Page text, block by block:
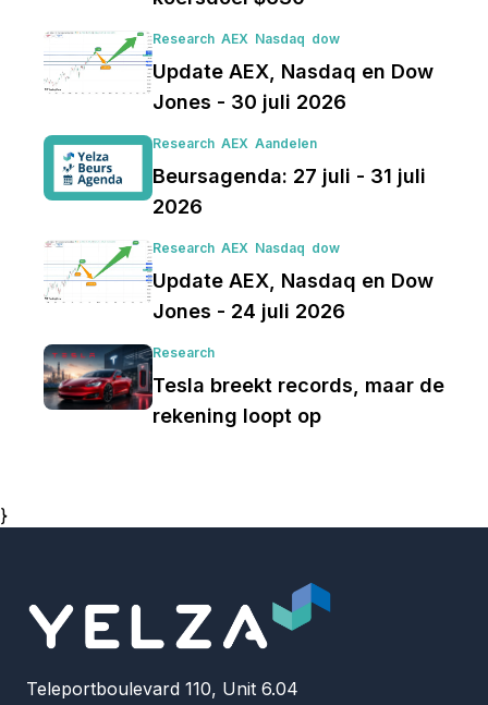
Research AEX Nasdaq dow
Update AEX, Nasdaq en Dow
Jones - 30 juli 2026
Research AEX Aandelen
Beursagenda: 27 juli - 31 juli
2026
Research AEX Nasdaq dow
Update AEX, Nasdaq en Dow
Jones - 24 juli 2026
Research
Tesla breekt records, maar de
rekening loopt op
}
Teleportboulevard 110, Unit 6.04